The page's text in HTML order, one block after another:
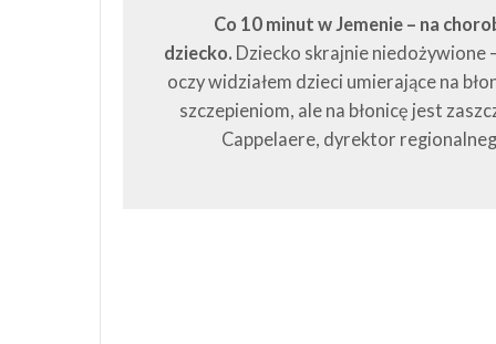
Co 10 minut w Jemenie – na
dziecko. Dziecko skrajnie niedożywione
oczy widziałem dzieci umierające na
szczepieniom, ale na błonicę jest
Cappelaere, dyrektor